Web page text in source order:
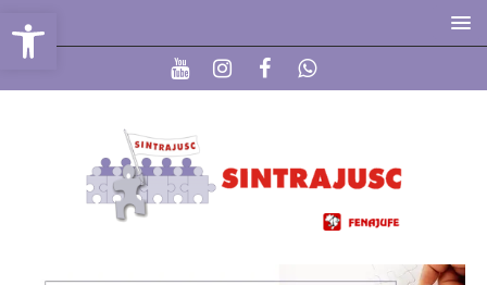
Abrir a barra de ferramentas